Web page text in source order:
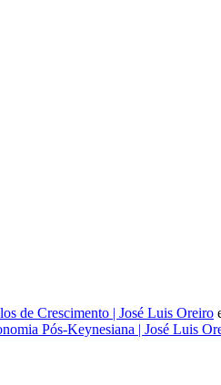
de Crescimento | José Luis Oreiro
Pós-Keynesiana | José Luis